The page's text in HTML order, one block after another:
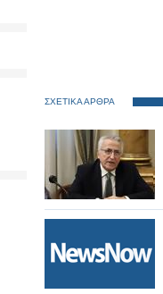
ΣΧΕΤΙΚΑ ΑΡΘΡΑ